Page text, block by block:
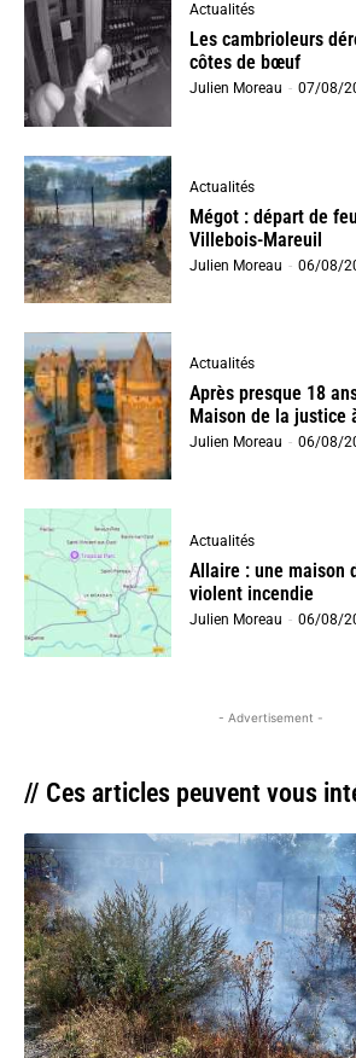
Actualités
Les cambrioleurs
côtes de bœuf
Julien Moreau - 07/08/
Actualités
Mégot : départ de
Villebois-Mareuil
Julien Moreau - 06/08/
Actualités
Après presque 18
Maison de la justice
Julien Moreau - 06/08/
Actualités
Allaire : une maison
violent incendie
Julien Moreau - 06/08/
- Advertisement -
// Ces articles peuvent vous